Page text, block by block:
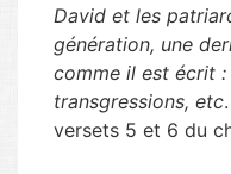
David et les
génération, une
comme il est écrit
transgressions, etc
versets 5 et 6 du